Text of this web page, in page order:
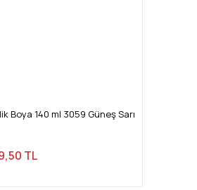
Boya 140 ml 3059 Güneş Sarı
TL